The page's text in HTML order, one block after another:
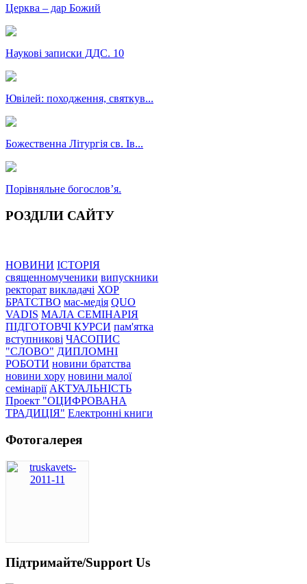
Церква – дар Божий
Наукові записки ДДС. 10
Ювілей: походження, святкув...
Божественна Літургія св. Ів...
Порівняльне богословʼя.
РОЗДІЛИ САЙТУ
НОВИНИ ІСТОРІЯ
священномученики випускники
ректорат викладачі ХОР
БРАТСТВО мас-медія QUO
VADIS МАЛА СЕМІНАРІЯ
ПІДГОТОВЧІ КУРСИ пам'ятка
вступникові ЧАСОПИС
"СЛОВО" ДИПЛОМНІ
РОБОТИ новини братства
новини хору новини малої
семінарії АКТУАЛЬНІСТЬ
Проект "ОЦИФРОВАНА
ТРАДИЦІЯ" Електронні книги
Фотогалерея
Підтримайте/Support Us